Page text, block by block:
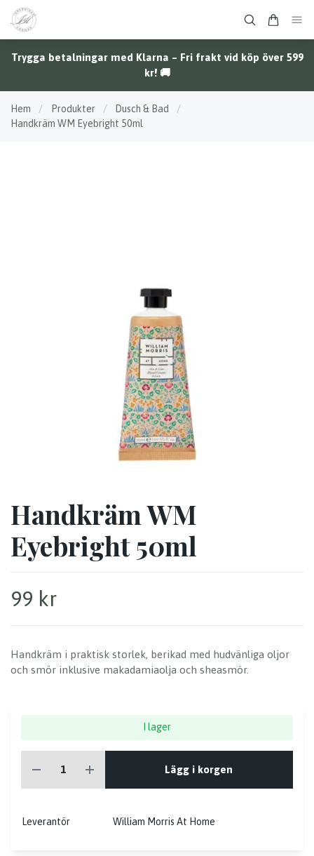
Trygga betalningar med Klarna – Fri frakt vid köp över 599
kr! 🚚
Hem / Produkter / Dusch & Bad
/
Handkräm WM Eyebright 50ml
Handkräm WM
Eyebright 50ml
99 kr
Handkräm i praktisk storlek, berikad med hudvänliga oljor
och smör inklusive makadamiaolja och sheasmör.
I lager
Lägg i korgen
Leverantör William Morris At Home